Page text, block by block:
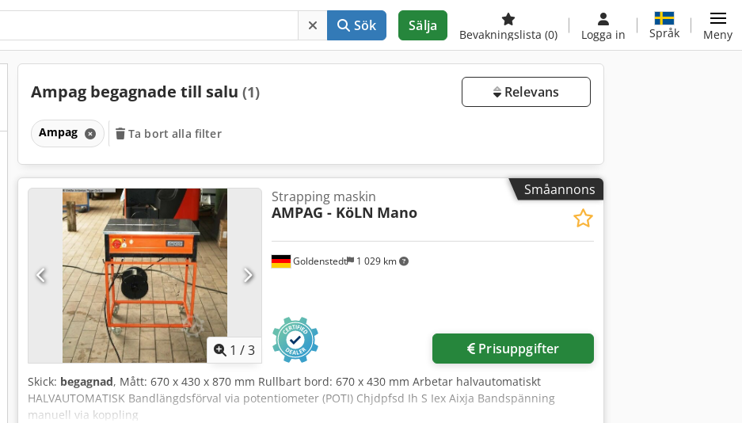
Sök Sälja
Bevakningslista (0) Logga in Språk Meny
Ampag begagnade till salu (1) Relevans
Ampag Ta bort alla filter
Småannons
1 /3
Goldenstedt 1 029 km
Strapping maskin
AMPAG - KöLN Mano
Prisuppgifter
Skick: begagnad, Mått: 670 x 430 x 870 mm Rullbart bord: 670 x 430 mm Arbetar halvautomatiskt
HALVAUTOMATISK Bandlängdsförval via potentiometer (POTI) Chjdpfsd Ih S Iex Aixja Bandspänning
manuell via koppling